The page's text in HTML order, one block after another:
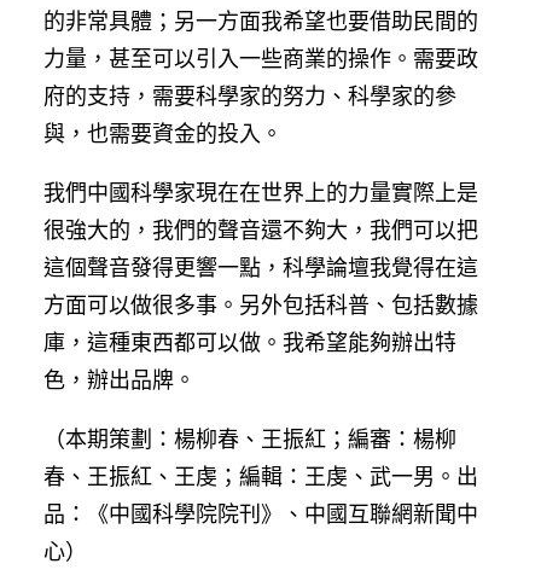
的非常具體；另一方面我希望也要借助民間的
力量，甚至可以引入一些商業的操作。需要政
府的支持，需要科學家的努力、科學家的參
與，也需要資金的投入。
我們中國科學家現在在世界上的力量實際上是
很強大的，我們的聲音還不夠大，我們可以把
這個聲音發得更響一點，科學論壇我覺得在這
方面可以做很多事。另外包括科普、包括數據
庫，這種東西都可以做。我希望能夠辦出特
色，辦出品牌。
（本期策劃：楊柳春、王振紅；編審：楊柳
春、王振紅、王虔；編輯：王虔、武一男。出
品：《中國科學院院刊》、中國互聯網新聞中
心）